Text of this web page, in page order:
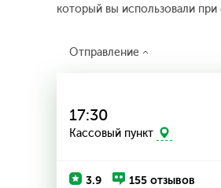
который вы использовали
Отправление
17:30
Кассовый пункт
3.9 155 отзывов